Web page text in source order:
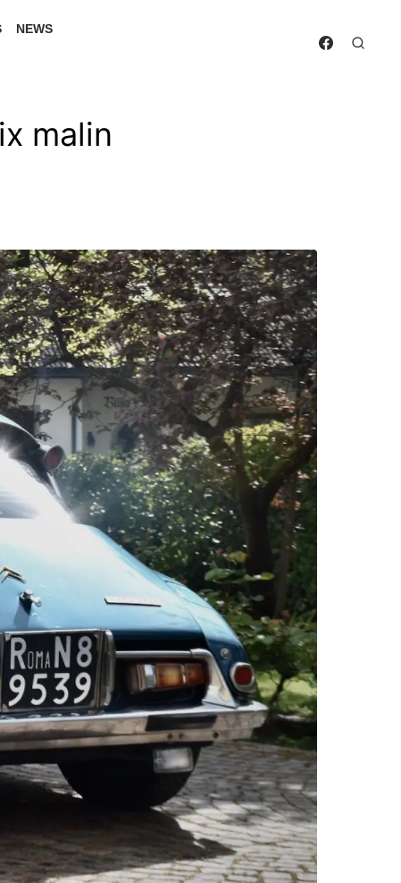
NEWS
malin